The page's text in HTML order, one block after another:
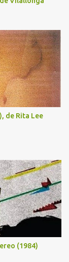
de Rita Lee
(1984)